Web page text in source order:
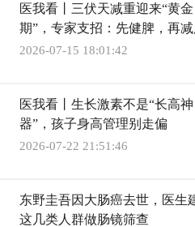
医我看丨三伏天减重迎来“黄金
期”，专家支招：先健脾，再
2026-07-15 18:01:42
医我看丨生长激素不是“长高神
器”，孩子身高管理别走偏
2026-07-22 21:51:46
东野圭吾因大肠癌去世，医生
这几类人群做肠镜筛查